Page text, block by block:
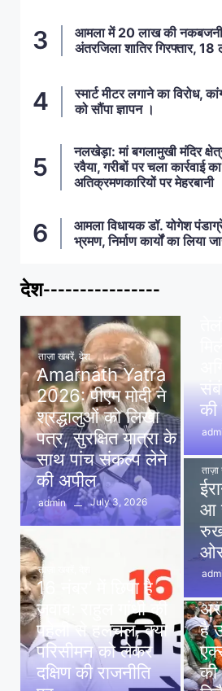
आमला में 20 लाख की नकबजनी
अंतरजिला शातिर गिरफ्तार,
स्मार्ट मीटर लगाने का विरोध,
को सौंपा ज्ञापन ।
नलखेड़ा: मां बगलामुखी मंदिर
रवैया, गरीबों पर चला कार्रवाई
अतिक्रमणकारियों पर मेहरबानी
आमला विधायक डॉ. योगेश
भ्रमण, निर्माण कार्यों का लिया
देश----------------
ताज़ा खबरें, देश
Amarnath Yatra
2026: पीएम मोदी ने
श्रद्धालुओं को लिखा
पत्र, सुरक्षित यात्रा के
साथ पांच संकल्प लेने
की अपील
admin July 3, 2026
ताज़ा खबरें
16 नंबर’ में छिपा है
जवाब: राहुल गांधी की
पहेली से हलचल, क्या
परिसीमन को लेकर
दक्षिण की राजनीति
आ
है
की